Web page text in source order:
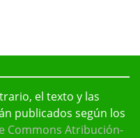
el texto y las
publicados según los
Commons Atribución-